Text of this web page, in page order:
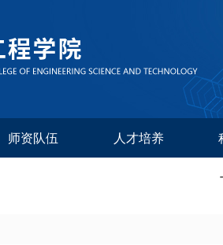
师资队伍 人才培养